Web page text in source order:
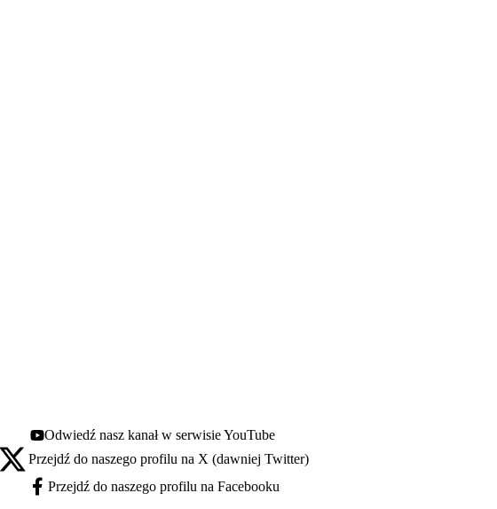
Youtube - otwiera się w nowej karcie
Odwiedź nasz kanał w serwisie YouTube
X - otwiera się w nowej karcie
Przejdź do naszego profilu na X (dawniej Twitter)
Facebook - otwiera się w nowej karcie
Przejdź do naszego profilu na Facebooku